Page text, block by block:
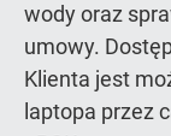
wody oraz
umowy.
Klienta jest
laptopa przez